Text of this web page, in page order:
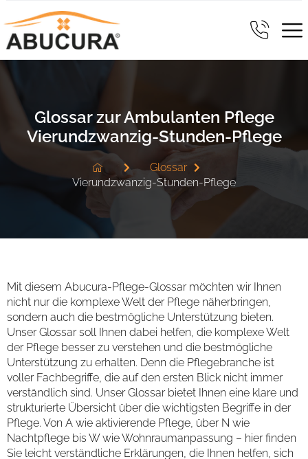
Glossar zur Ambulanten Pflege
Vierundzwanzig-Stunden-Pflege
Glossar
Vierundzwanzig-Stunden-Pflege
Mit diesem Abucura-Pflege-Glossar möchten wir Ihnen
nicht nur die komplexe Welt der Pflege näherbringen,
sondern auch die bestmögliche Unterstützung bieten.
Unser Glossar soll Ihnen dabei helfen, die komplexe Welt
der Pflege besser zu verstehen und die bestmögliche
Unterstützung zu erhalten. Denn die Pflegebranche ist
voller Fachbegriffe, die auf den ersten Blick nicht immer
verständlich sind. Unser Glossar bietet Ihnen eine klare und
strukturierte Übersicht über die wichtigsten Begriffe in der
Pflege. Von A wie aktivierende Pflege, über N wie
Nachtpflege bis W wie Wohnraumanpassung – hier finden
Sie leicht verständliche Erklärungen, die Ihnen helfen, sich